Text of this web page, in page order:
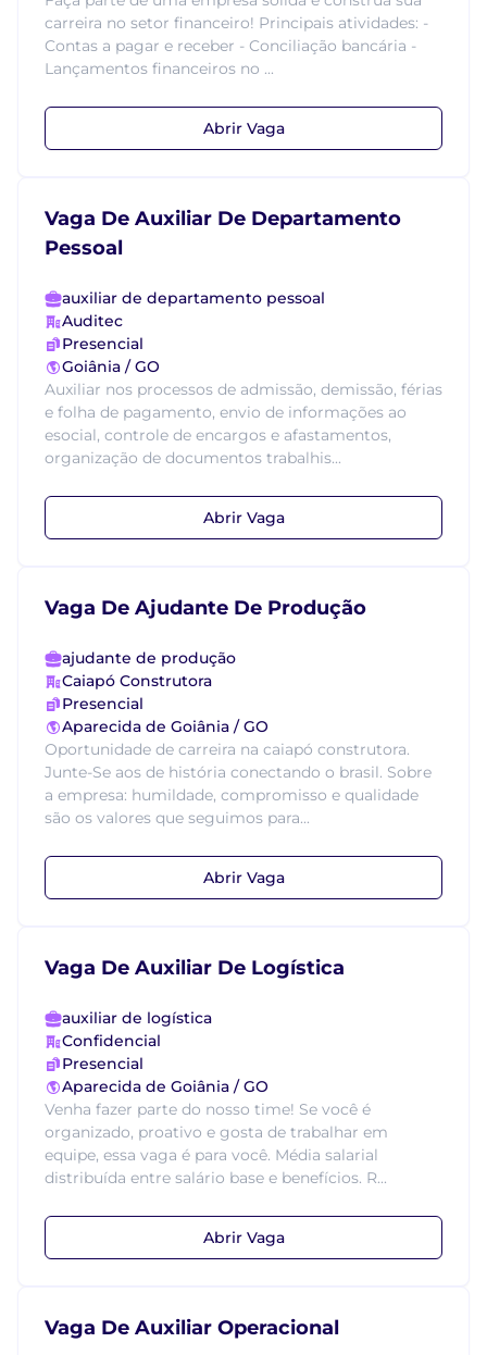
carreira no setor financeiro! Principais atividades: -
Contas a pagar e receber - Conciliação bancária -
Lançamentos financeiros no ...
Abrir Vaga
Vaga De Auxiliar De Departamento
Pessoal
auxiliar de departamento pessoal
Auditec
Presencial
Goiânia / GO
Auxiliar nos processos de admissão, demissão, férias
e folha de pagamento, envio de informações ao
esocial, controle de encargos e afastamentos,
organização de documentos trabalhis...
Abrir Vaga
Vaga De Ajudante De Produção
ajudante de produção
Caiapó Construtora
Presencial
Aparecida de Goiânia / GO
Oportunidade de carreira na caiapó construtora.
Junte-Se aos de história conectando o brasil. Sobre
a empresa: humildade, compromisso e qualidade
são os valores que seguimos para...
Abrir Vaga
Vaga De Auxiliar De Logística
auxiliar de logística
Confidencial
Presencial
Aparecida de Goiânia / GO
Venha fazer parte do nosso time! Se você é
organizado, proativo e gosta de trabalhar em
equipe, essa vaga é para você. Média salarial
distribuída entre salário base e benefícios. R...
Abrir Vaga
Vaga De Auxiliar Operacional